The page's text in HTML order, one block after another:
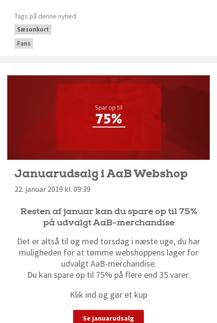
Tags på denne nyhed
Sæsonkort
Fans
Januarudsalg i AaB Webshop
22. januar 2019 kl. 09:39
Resten af januar kan du spare op til 75%
på udvalgt AaB-merchandise
Det er altså til og med torsdag i næste uge, du har
muligheden for at tømme webshoppens lager for
udvalgt AaB-merchandise.
Du kan spare op til 75% på flere end 35 varer.
Klik ind og gør et kup
Se januarudsalg